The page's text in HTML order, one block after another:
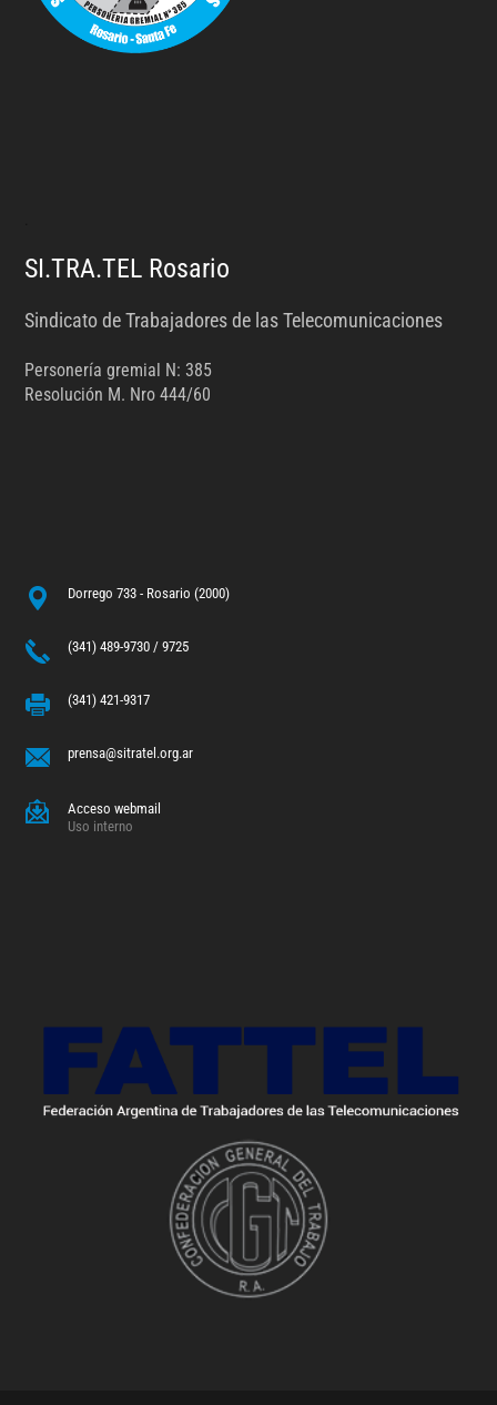
SI.TRA.TEL Rosario
Sindicato de Trabajadores de las Telecomunicaciones
Personería gremial N: 385
Resolución M. Nro 444/60
Dorrego 733 - Rosario (2000)
(341) 489-9730 / 9725
(341) 421-9317
prensa@sitratel.org.ar
Acceso webmail
Uso interno